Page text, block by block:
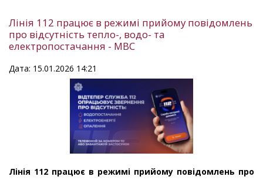
Лінія 112 працює в режимі прийому повідомлень
про відсутність тепло-, водо- та
електропостачання - МВС
Дата: 15.01.2026 14:21
Лінія 112 працює в режимі прийому повідомлень про